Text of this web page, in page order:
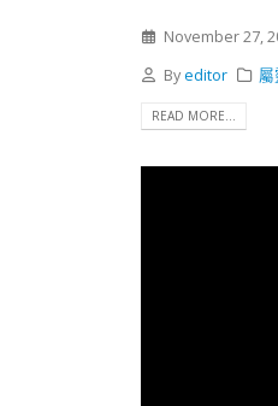
November 27,
Byeditor
READ MORE...